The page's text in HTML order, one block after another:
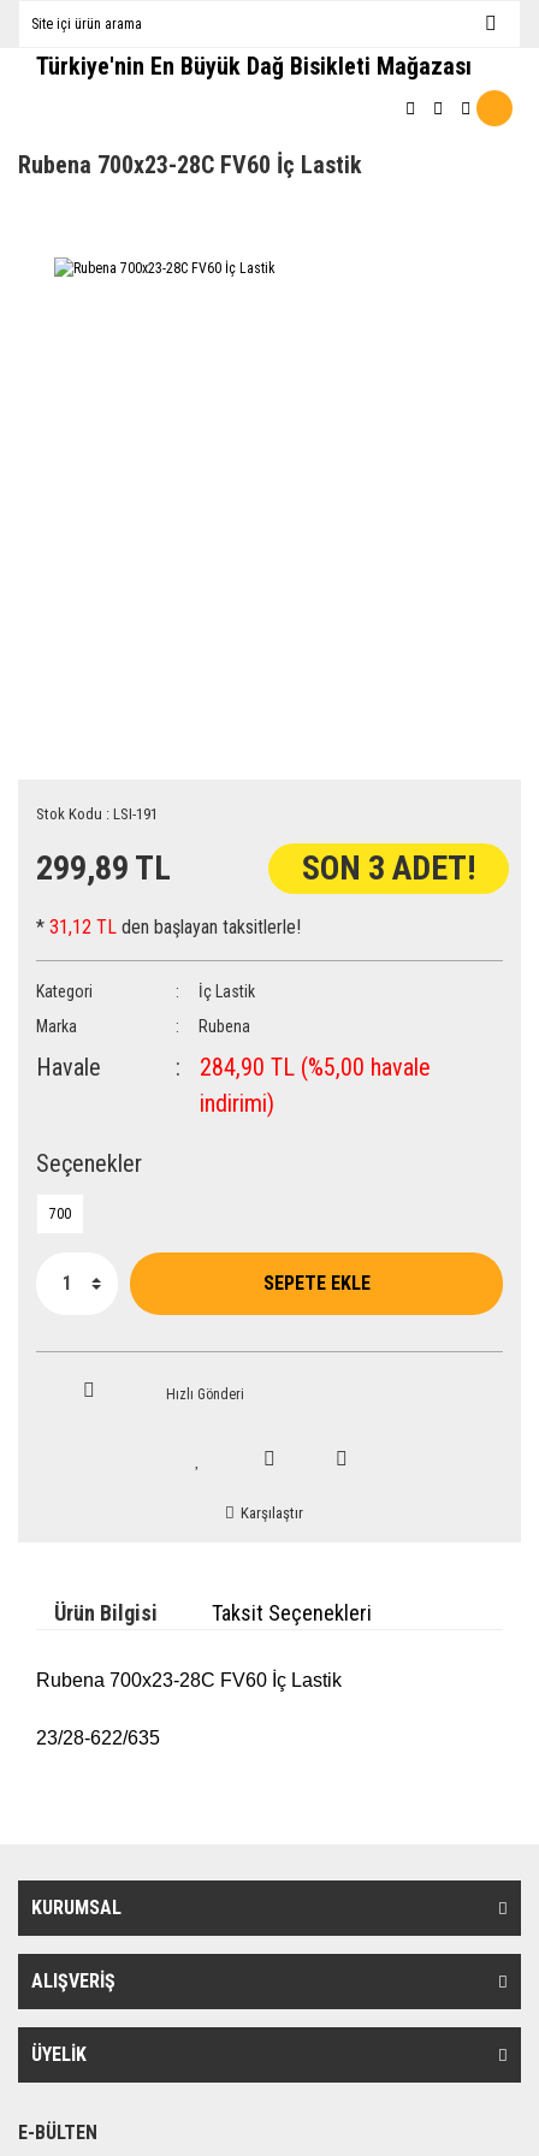
Türkiye'nin En Büyük Dağ Bisikleti Mağazası
Rubena 700x23-28C FV60 İç Lastik
Stok Kodu : LSI-191
299,89 TL SON 3 ADET!
* 31,12 TL den başlayan taksitlerle!
Kategori
İç Lastik
Marka
Rubena
Havale
284,90 TL (%5,00 havale
indirimi)
Seçenekler
700
SEPETE EKLE
Hızlı Gönderi
Karşılaştır
Ürün Bilgisi Taksit Seçenekleri
Rubena 700x23-28C FV60 İç Lastik
23/28-622/635
KURUMSAL
ALIŞVERİŞ
ÜYELİK
E-BÜLTEN